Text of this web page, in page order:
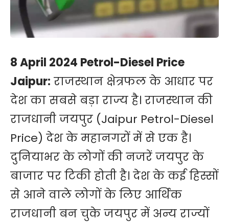
8 April 2024 Petrol-Diesel Price
Jaipur: राजस्थान क्षेत्रफल के आधार पर
देश का सबसे बड़ा राज्य है। राजस्थान की
राजधानी जयपुर (Jaipur Petrol-Diesel
Price) देश के महानगरों में से एक है।
दुनियाभर के लोगों की नजरें जयपुर के
बाजार पर टिकी होती है। देश के कई हिस्सों
से आने वाले लोगों के लिए आर्थिक
राजधानी बन चुके जयपुर में अन्य राज्यों